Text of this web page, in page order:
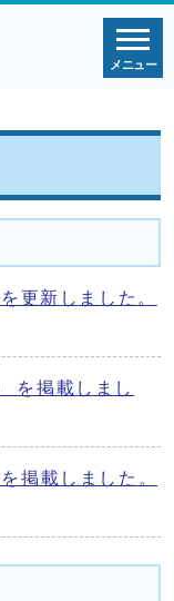
メニュー
更新しました。
を掲載しまし
掲載しました。